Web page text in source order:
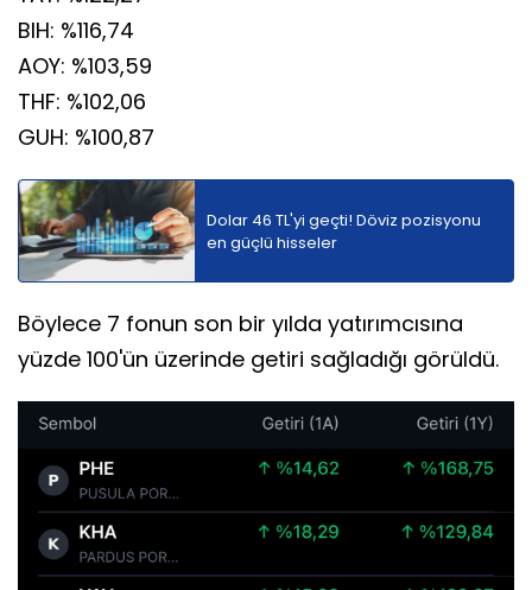
BIH: %116,74
AOY: %103,59
THF: %102,06
GUH: %100,87
Dolar 46 TL'yi geçti! Döviz pozisyonu
en güçlü hisseler
Böylece 7 fonun son bir yılda yatırımcısına
yüzde 100'ün üzerinde getiri sağladığı görüldü.